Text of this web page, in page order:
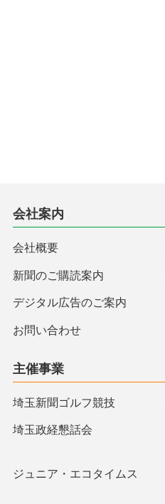
会社案内
会社概要
新聞のご購読案内
デジタル広告のご案内
お問い合わせ
主催事業
埼玉新聞ゴルフ競技
埼玉政経懇話会
ジュニア・エコタイムス